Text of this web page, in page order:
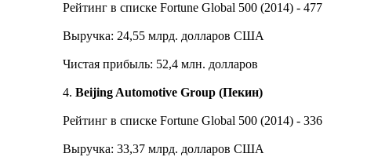
Рейтинг в списке Fortune Global 500 (2014) - 477
Выручка: 24,55 млрд. долларов США
Чистая прибыль: 52,4 млн. долларов
4.Beijing Automotive Group (Пекин)
Рейтинг в списке Fortune Global 500 (2014) - 336
Выручка: 33,37 млрд. долларов США